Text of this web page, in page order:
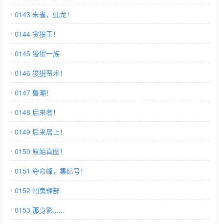
0143 朱雀，虬龙！
0144 贪狼王！
0145 狻猊一族
0146 狻猊蛮术！
0147 兽潮！
0148 后来者！
0149 后来居上！
0150 原始真图！
0151 夺命峰，集结号！
0152 闯鬼疆部
0153 那身影......